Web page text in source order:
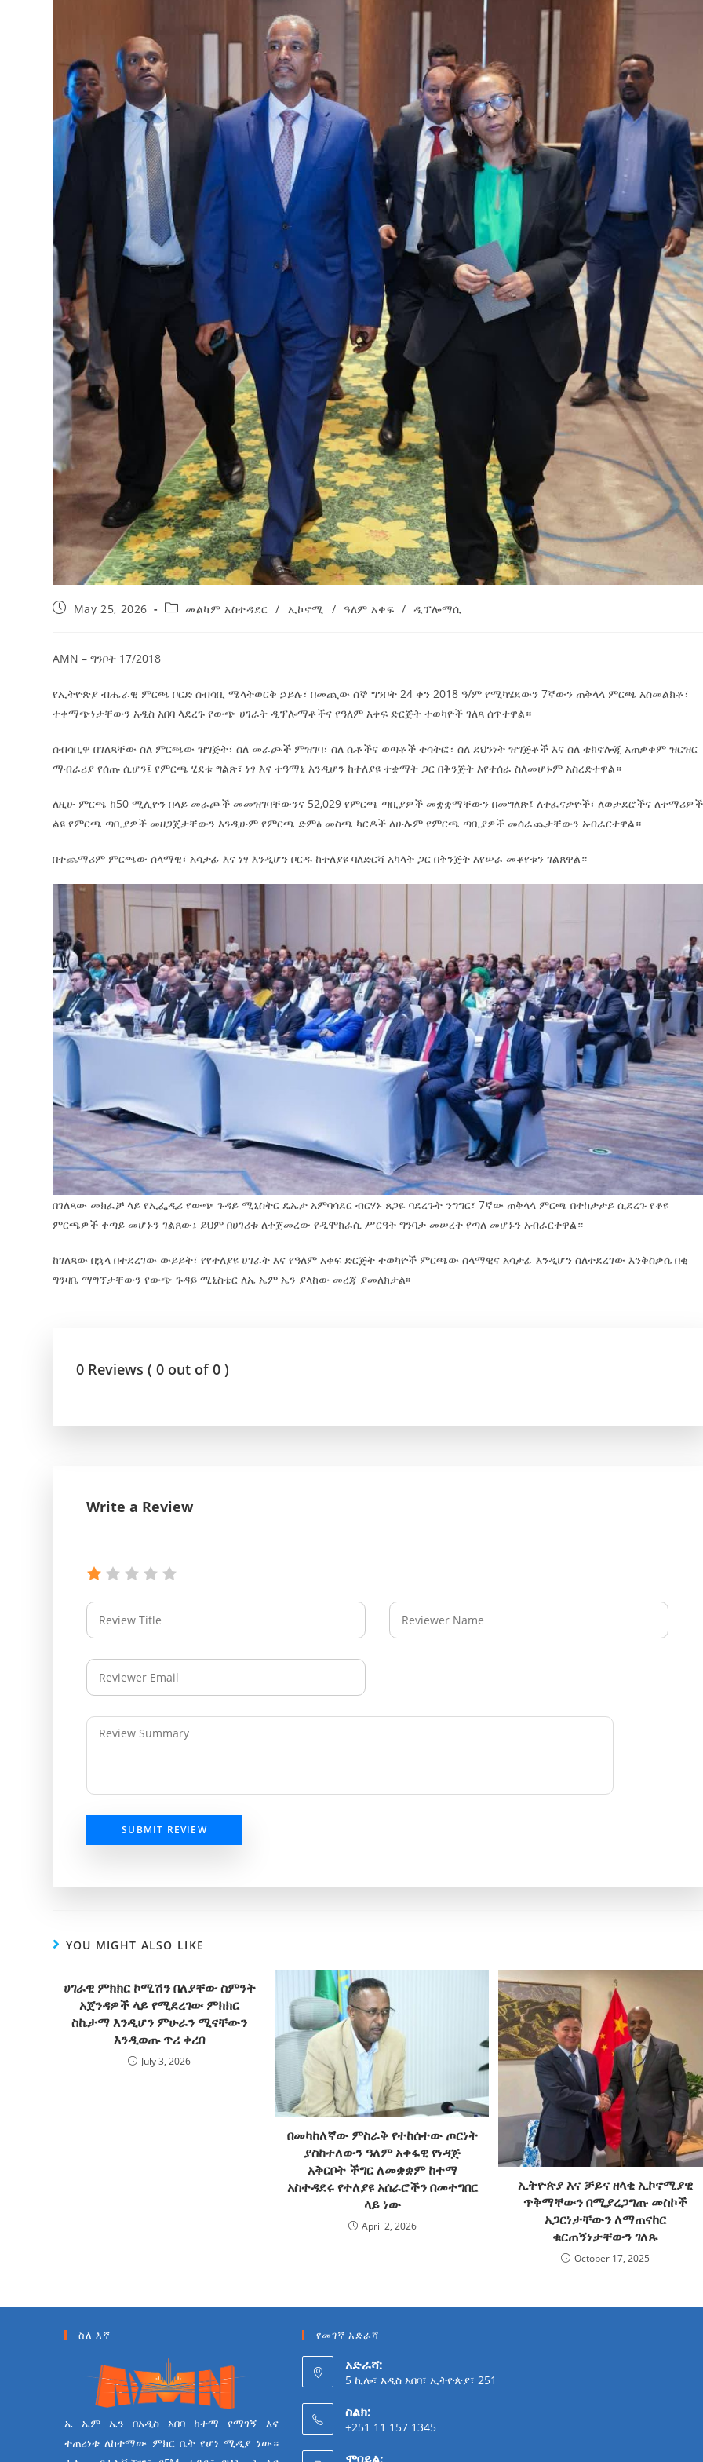
ብልፅግና ፓርቲ የምርጫ ውክልናውን ወደ
ተጨባጭ የልማት ስኬቶች ለመቀየር እየሰራ ነው
August 7, 2026
ኢትዮጵያ የቀጣናውን ኢኮኖሚያዊ ገጽታ በአዲስ
መልኩ እየቀረጸች ነው-ፈርስት ፖስት
August 7, 2026
2ኛው የአዲስ ሚዲያ ኔትዎርክ አመራሮች እና
ሠራተኞች ስፖርት ፌስቲቫል በቴሌቪዥን ዘርፍ
አሸናፊነት ተጠናቀቀ
August 1, 2026
ተቃውሞ የበዛበት የፊፋ አዲሱ እቅድ
July 30, 2026
አዲስ ሚዲያ ኔትዎርክ በይዘት ስራዎቹ
ትርክትን በማረም እና የወል ትርክትን
ሃላፊነቱን እየተወጣ ይገኛል
AmnAdmin October 17, 2025
May 25, 2026 መልካም አስተዳደር / ኢኮኖሚ / ዓለም አቀፍ / ዲፕሎማሲ
AMN – ግንቦት 17/2018
የኢትዮጵያ ብሔራዊ ምርጫ ቦርድ ሰብሳቢ ሜላትወርቅ ኃይሉ፣ በመጪው ሰኞ ግንቦት 24 ቀን 2018 ዓ/ም የሚካሄደውን 7ኛውን ጠቅላላ ምርጫ አስመልክቶ፣
ተቀማጭነታቸውን አዲስ አበባ ላደረጉ የውጭ ሀገራት ዲፕሎማቶችና የዓለም አቀፍ ድርጅት ተወካዮች ገለጻ ሰጥተዋል።
ሰብሳቢዋ በገለጻቸው ስለ ምርጫው ዝግጅት፣ ስለ መራጮች ምዝገባ፣ ስለ ሴቶችና ወጣቶች ተሳትፎ፣ ስለ ደህንነት ዝግጅቶች እና ስለ ቴክኖሎጂ አጠቃቀም ዝርዝር
ማብራሪያ የሰጡ ሲሆን፤ የምርጫ ሂደቱ ግልጽ፣ ነፃ እና ተዓማኒ እንዲሆን ከተለያዩ ተቋማት ጋር በቅንጅት እየተሰራ ስለመሆኑም አስረድተዋል።
ለዚሁ ምርጫ ከ50 ሚሊዮን በላይ መራጮች መመዝገባቸውንና 52,029 የምርጫ ጣቢያዎች መቋቋማቸውን በመግለጽ፤ ለተፈናቃዮች፣ ለወታደሮችና ለተማሪዎች
ልዩ የምርጫ ጣቢያዎች መዘጋጀታቸውን እንዲሁም የምርጫ ድምፅ መስጫ ካርዶች ለሁሉም የምርጫ ጣቢያዎች መሰራጨታቸውን አብራርተዋል።
በተጨማሪም ምርጫው ሰላማዊ፣ አሳታፊ እና ነፃ እንዲሆን ቦርዱ ከተለያዩ ባለድርሻ አካላት ጋር በቅንጅት እየሠራ መቆየቱን ገልጸዋል።
በገለጻው መክፈቻ ላይ የኢፌዲሪ የውጭ ጉዳይ ሚኒስትር ዴኤታ አምባሳደር ብርሃኑ ጸጋዬ ባደረጉት ንግግር፣ 7ኛው ጠቅላላ ምርጫ በተከታታይ ሲደረጉ የቆዩ
ምርጫዎች ቀጣይ መሆኑን ገልጸው፤ ይህም በሀገሪቱ ለተጀመረው የዲሞክራሲ ሥርዓት ግንባታ መሠረት የጣለ መሆኑን አብራርተዋል።
ከገለጻው በኋላ በተደረገው ውይይት፣ የየተለያዩ ሀገራት እና የዓለም አቀፍ ድርጅት ተወካዮች ምርጫው ሰላማዊና አሳታፊ እንዲሆን ስለተደረገው እንቅስቃሴ በቂ
ግንዛቤ ማግኘታቸውን የውጭ ጉዳይ ሚኒስቴር ለኤ ኤም ኤን ያላከው መረጃ ያመለክታል፡፡
0 Reviews ( 0 out of 0 )
Write a Review
SUBMIT REVIEW
YOU MIGHT ALSO LIKE
ሀገራዊ ምክክር ኮሚሽን በለያቸው ስምንት
አጀንዳዎች ላይ የሚደረገው ምክክር
ስኬታማ እንዲሆን ምሁራን ሚናቸውን
እንዲወጡ ጥሪ ቀረበ
July 3, 2026
በመካከለኛው ምስራቅ የተከሰተው ጦርነት
ያስከተለውን ዓለም አቀፋዊ የነዳጅ
አቅርቦት ችግር ለመቋቋም ከተማ
አስተዳደሩ የተለያዩ አሰራሮችን በመተግበር
ላይ ነው
April 2, 2026
ኢትዮጵያ እና ቻይና ዘላቂ ኢኮኖሚያዊ
ጥቅማቸውን በሚያረጋግጡ መስኮች
አጋርነታቸውን ለማጠናከር
ቁርጠኝነታቸውን ገለጹ
October 17, 2025
ስለ እኛ
ኤ ኤም ኤን በአዲስ አበባ ከተማ የማገኝ እና
ተጠሪነቱ ለከተማው ምክር ቤት የሆነ ሚዲያ ነው።
የመገኛ አድራሻ
አድራሻ:
5 ኪሎ፣ አዲስ አበባ፣ ኢትዮጵያ፣ 251
ስልክ:
+251 11 157 1345